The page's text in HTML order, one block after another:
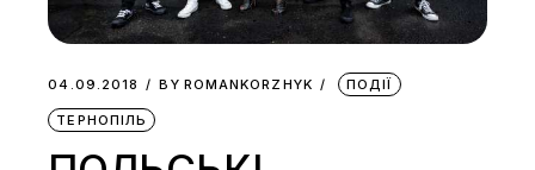
04.09.2018 BY ROMANKORZHYK ПОДІЇ
ТЕРНОПІЛЬ